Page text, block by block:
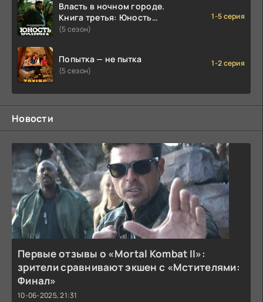
Власть в ночном городе.
Книга третья: Юность
Кэнена
(5 сезон)
1-5 серия
Попытка — не пытка
(5 сезон)
1-2 серия
Новости
Первые отзывы о «Mortal Kombat II»:
зрители сравнивают экшен с «Мстителями:
Финал»
10-06-2025, 21:31